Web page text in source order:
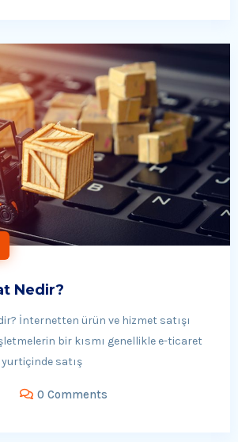
Nedir?
İnternetten ürün ve hizmet satışı
bir kısmı genellikle e-ticaret
satış
0 Comments